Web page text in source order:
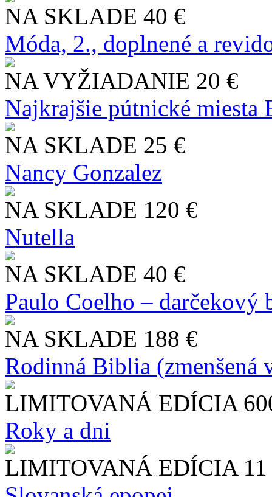
NA SKLADE 40 €
Móda, 2., doplnené a
NA VYŽIADANIE 20 €
Najkrajšie pútnické miesta
NA SKLADE 25 €
Nancy Gonzalez
NA SKLADE 120 €
Nutella
NA SKLADE 40 €
Paulo Coelho – darčekový
NA SKLADE 188 €
Rodinná Biblia (zmenšená
LIMITOVANÁ EDÍCIA
Roky a dni
LIMITOVANÁ EDÍCIA